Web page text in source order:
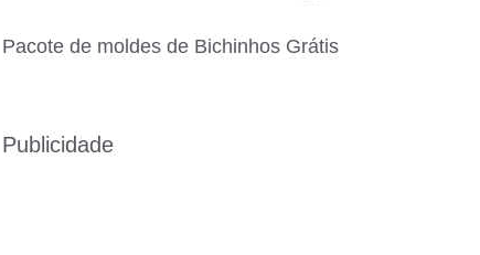
Pacote de moldes de Bichinhos Grátis
Publicidade